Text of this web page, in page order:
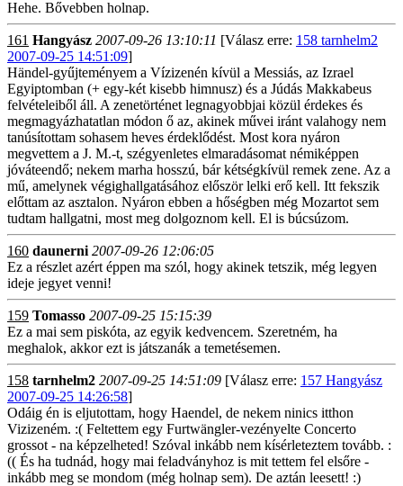
Hehe. Bővebben holnap.
161 Hangyász 2007-09-26 13:10:11 [Válasz erre: 158 tarnhelm2
2007-09-25 14:51:09]
Händel-gyűjteményem a Vízizenén kívül a Messiás, az Izrael
Egyiptomban (+ egy-két kisebb himnusz) és a Júdás Makkabeus
felvételeiből áll. A zenetörténet legnagyobbjai közül érdekes és
megmagyázhatatlan módon ő az, akinek művei iránt valahogy nem
tanúsítottam sohasem heves érdeklődést. Most kora nyáron
megvettem a J. M.-t, szégyenletes elmaradásomat némiképpen
jóváteendő; nekem marha hosszú, bár kétségkívül remek zene. Az a
mű, amelynek végighallgatásához először lelki erő kell. Itt fekszik
előttam az asztalon. Nyáron ebben a hőségben még Mozartot sem
tudtam hallgatni, most meg dolgoznom kell. El is búcsúzom.
160 daunerni 2007-09-26 12:06:05
Ez a részlet azért éppen ma szól, hogy akinek tetszik, még legyen
ideje jegyet venni!
159 Tomasso 2007-09-25 15:15:39
Ez a mai sem piskóta, az egyik kedvencem. Szeretném, ha
meghalok, akkor ezt is játszanák a temetésemen.
158 tarnhelm2 2007-09-25 14:51:09 [Válasz erre: 157 Hangyász
2007-09-25 14:26:58]
Odáig én is eljutottam, hogy Haendel, de nekem ninics itthon
Vizizeném. :( Feltettem egy Furtwängler-vezényelte Concerto
grossot - na képzelheted! Szóval inkább nem kísérleteztem tovább. :
(( És ha tudnád, hogy mai feladványhoz is mit tettem fel elsőre -
inkább meg se mondom (még holnap sem). De aztán leesett! :)